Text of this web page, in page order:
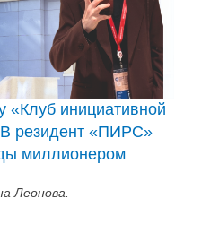
«Клуб инициативной
резидент «ПИРС»
миллионером
Леонова.